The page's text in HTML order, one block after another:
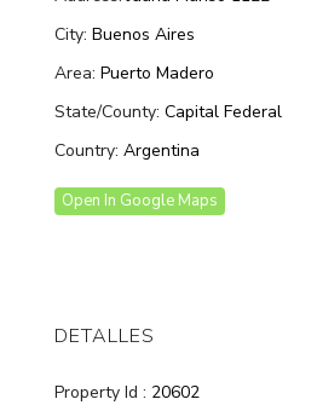
City: Buenos Aires
Area: Puerto Madero
State/County: Capital Federal
Country: Argentina
Open In Google Maps
DETALLES
Property Id : 20602